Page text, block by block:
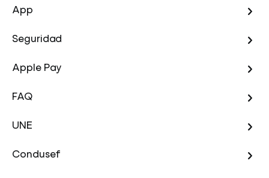
App
Seguridad
Apple Pay
FAQ
UNE
Condusef